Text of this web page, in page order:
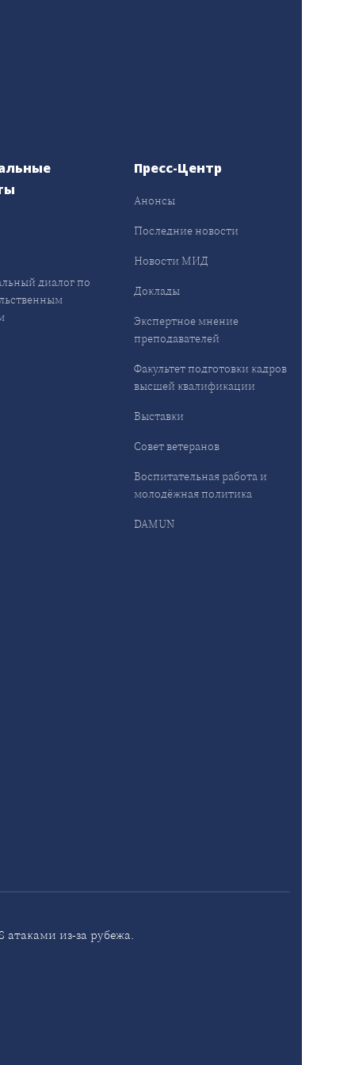
диалог по
Пресс-Центр
Анонсы
Последние новости
Новости МИД
Доклады
Экспертное мнение
преподавателей
Факультет подготовки кадров
высшей квалификации
Выставки
Совет ветеранов
Воспитательная работа и
молодёжная политика
DAMUN
из-за рубежа.